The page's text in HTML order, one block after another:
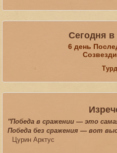
Сегодня
6 день
"Победа в сражении — это
Победа без сражения — вот
Цурин Арктус